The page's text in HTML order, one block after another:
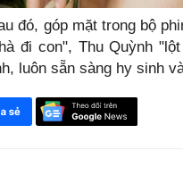
đó, góp mặt trong bộ
đi con", Thu Quỳnh
luôn sẵn sàng hy sinh